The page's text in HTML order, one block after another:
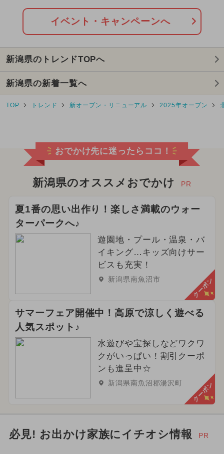
イベント・キャンペーンへ
新潟県のトレンドTOPへ
新潟県の新着一覧へ
TOP トレンド 新オープン・リニューアル 2025年オープン
おでかけ先に迷ったらココ！
新潟県のオススメおでかけ PR
夏1番の思い出作り！楽しさ満載のウォー
ターパークへ♪
遊園地・プール・温泉・バ
イキング…キッズ向けサー
ビスも充実！
新潟県南魚沼市 クーポン
サマーフェア開催中！高原で涼しく遊べる
人気スポット♪
水遊びや宝探しなどワクワ
クがいっぱい！割引クーポ
ンも進呈中☆
新潟県南魚沼郡湯沢町 クーポン
必見! お出かけ家族にイチオシ情報 PR